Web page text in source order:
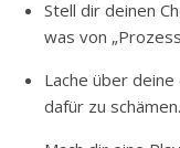
Stell dir deinen
was von
Lache über
dafür zu schämen.